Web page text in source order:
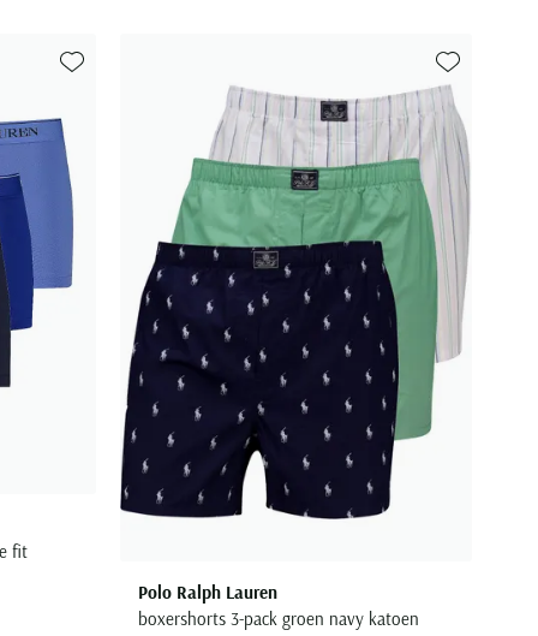
fit
Toevoegen aan favorieten
Polo Ralph Lauren
boxershorts 3-pack groen navy katoen
Toevoegen